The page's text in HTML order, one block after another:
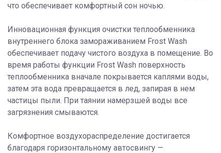
что обеспечивает комфортный сон ночью.
Инновационная функция очистки теплообменника
внутреннего блока замораживанием Frost Wash
обеспечивает подачу чистого воздуха в помещение. Во
время работы функции Frost Wash поверхность
теплообменника вначале покрывается каплями воды,
затем эта вода превращается в лед, запирая в нем
частицы пыли. При таянии намерзшей воды все
загрязнения смываются.
Комфортное воздухораспределение достигается
благодаря горизонтальному автосвингу —